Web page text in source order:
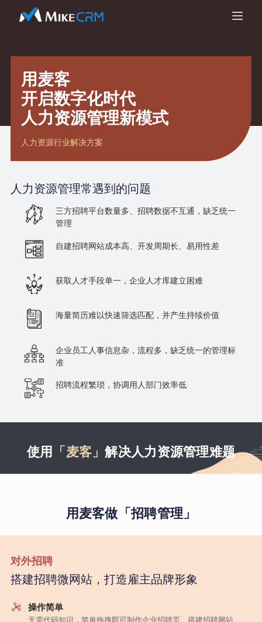
用麦客
开启数字化时代
人力资源管理新模式
人力资源行业解决方案
人力资源管理常遇到的问题
三方招聘平台数量多、招聘数据不互通，缺乏统一
管理
自建招聘网站成本高、开发周期长、易用性差
获取人才手段单一，企业人才库建立困难
海量简历难以快速筛选匹配，并产生持续价值
企业员工人事信息杂，流程多，缺乏统一的管理标
准
招聘流程繁琐，协调用人部门效率低
使用 「麦客」解决人力资源管理难题
用麦客做「招聘管理」
对外招聘
搭建招聘微网站，打造雇主品牌形象
操作简单
无需代码知识，简单拖拽即可制作企业招聘页、搭建招聘网站